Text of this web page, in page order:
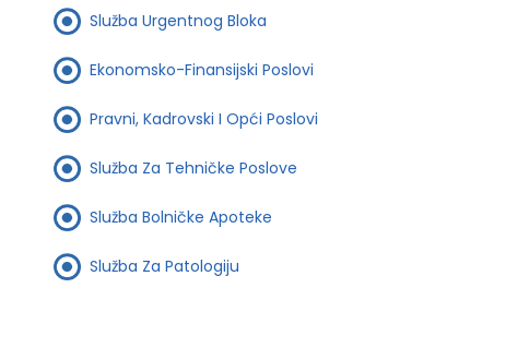
Služba Urgentnog Bloka
Ekonomsko-Finansijski Poslovi
Pravni, Kadrovski I Opći Poslovi
Služba Za Tehničke Poslove
Služba Bolničke Apoteke
Služba Za Patologiju